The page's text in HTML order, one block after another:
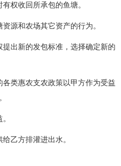
权收回所承包的鱼塘。
和农场其它资产的行为。
出新的发包标准，选择确定新的
类惠农支农政策以甲方作为受益
乙方排灌进出水。